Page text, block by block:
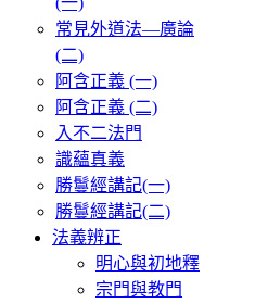
常見外道法—廣論
(二)
阿含正義 (一)
阿含正義 (二)
入不二法門
識蘊真義
勝鬘經講記(一)
勝鬘經講記(二)
法義辨正
明心與初地釋
宗門與教門